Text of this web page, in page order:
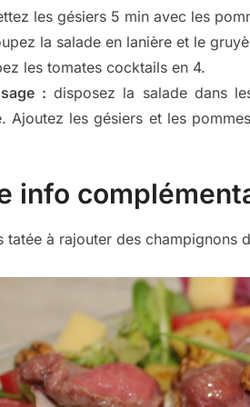
les gésiers 5 min avec les
la salade en lanière et le
les tomates cocktails en 4.
: disposez la salade dans
Ajoutez les gésiers et les
info
tatée à rajouter des champignons